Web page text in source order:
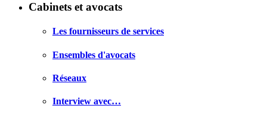
Cabinets et avocats
Les fournisseurs de services
Ensembles d'avocats
Réseaux
Interview avec…